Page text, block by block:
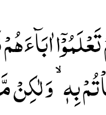
بِہٖ ۙ وَ